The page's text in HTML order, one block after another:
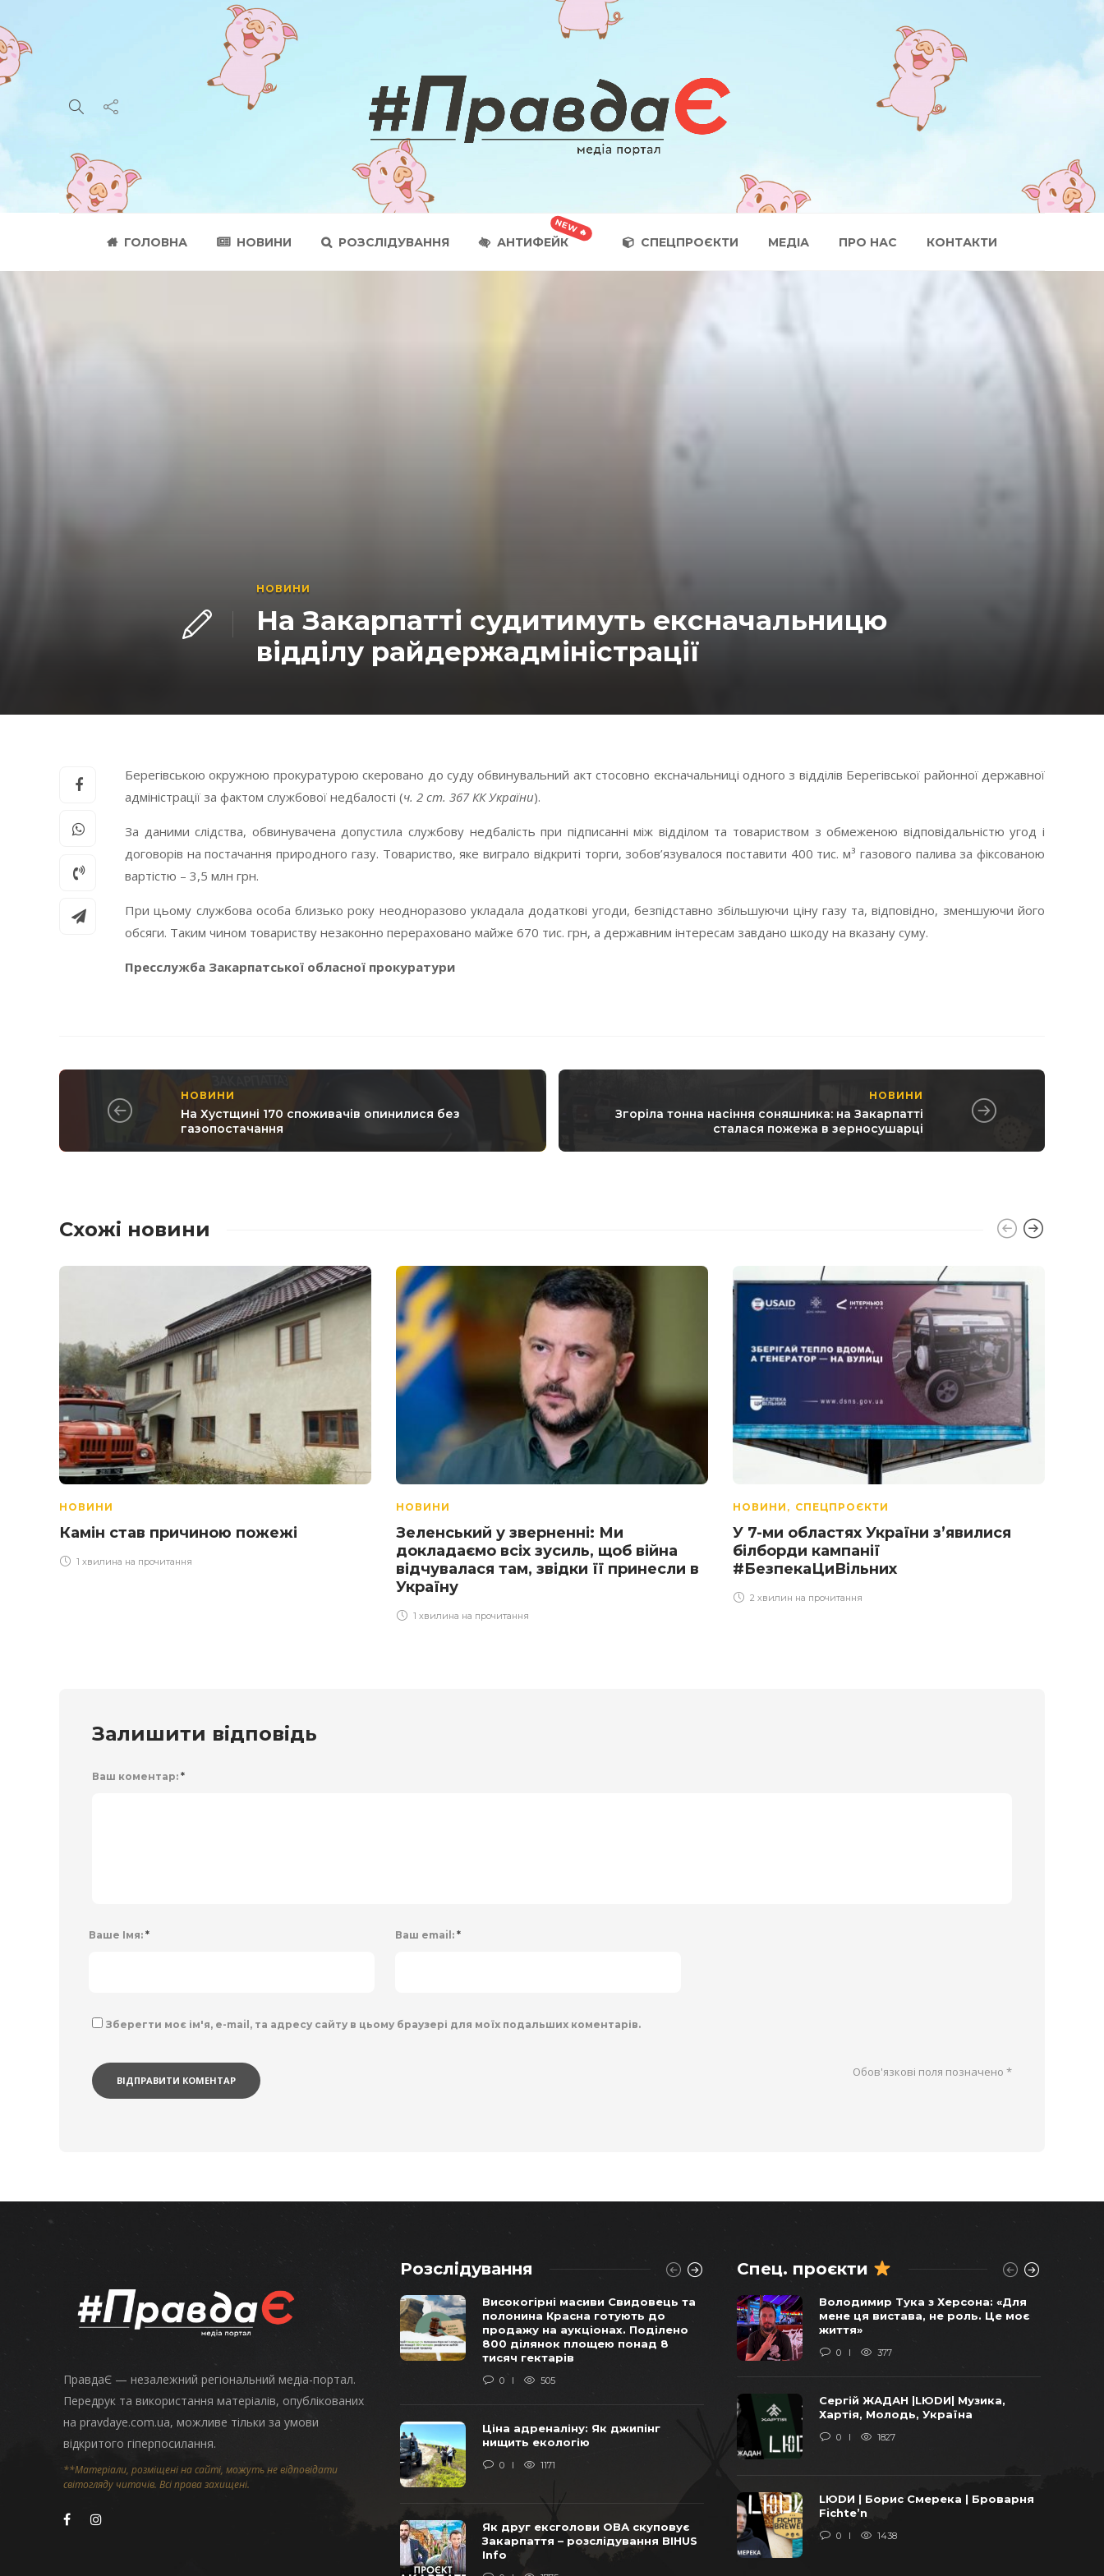
ГОЛОВНА НОВИНИ РОЗСЛІДУВАННЯ АНТИФЕЙК СПЕЦПРОЄКТИ МЕДІА ПРО НАС КОНТАКТИ
НОВИНИ
На Закарпатті судитимуть ексначальницю
відділу райдержадміністрації
Берегівською окружною прокуратурою скеровано до суду обвинувальний акт стосовно ексначальниці одного з відділів Берегівської районної державної
адміністрації за фактом службової недбалості (ч. 2 ст. 367 КК України).
За даними слідства, обвинувачена допустила службову недбалість при підписанні між відділом та товариством з обмеженою відповідальністю угод і
договорів на постачання природного газу. Товариство, яке виграло відкриті торги, зобов’язувалося поставити 400 тис. м³ газового палива за фіксованою
вартістю – 3,5 млн грн.
При цьому службова особа близько року неодноразово укладала додаткові угоди, безпідставно збільшуючи ціну газу та, відповідно, зменшуючи його
обсяги. Таким чином товариству незаконно перераховано майже 670 тис. грн, а державним інтересам завдано шкоду на вказану суму.
Пресслужба Закарпатської обласної прокуратури
НОВИНИ
На Хустщині 170 споживачів опинилися без
газопостачання
НОВИНИ
Згоріла тонна насіння соняшника: на Закарпатті
сталася пожежа в зерносушарці
Схожі новини
НОВИНИ
Камін став причиною пожежі
1 хвилина на прочитання
НОВИНИ
Зеленський у зверненні: Ми
докладаємо всіх зусиль, щоб війна
відчувалася там, звідки її принесли в
Україну
1 хвилина на прочитання
НОВИНИ , СПЕЦПРОЄКТИ
У 7-ми областях України з’явилися
білборди кампанії
#БезпекаЦиВільних
2 хвилин на прочитання
Залишити відповідь
Ваш коментар: *
Ваше Імя: * Ваш email: *
Зберегти моє ім'я, e-mail, та адресу сайту в цьому браузері для моїх подальших коментарів.
Обов'язкові поля позначено *
ПравдаЄ — незалежний регіональний медіа-портал.
Передрук та використання матеріалів, опублікованих
на pravdaye.com.ua, можливе тільки за умови
відкритого гіперпосилання.
**Матеріали, розміщені на сайті, можуть не відповідати
світогляду читачів. Всі права захищені.
Розслідування
Високогірні масиви Свидовець та
полонина Красна готують до
продажу на аукціонах. Поділено
800 ділянок площею понад 8
тисяч гектарів
0 505
Ціна адреналіну: Як джипінг
нищить екологію
0 1171
Як друг ексголови ОВА скуповує
Закарпаття – розслідування BIHUS
Info
Віктор Балога погоджував
продаж останніх українських
бомбардувальників у 2011 році –
«Віджати» Карпати: уроки бізнесу
У закарпатській громаді
кошти та за завищеними цінами на
Спец. проєкти
Володимир Тука з Херсона: «Для
мене ця вистава, не роль. Це моє
життя»
0 377
Сергій ЖАДАН |LЮDИ| Музика,
Хартія, Молодь, Україна
0 1827
LЮDИ | Борис Смерека | Броварня
Fichte’n
0 1438